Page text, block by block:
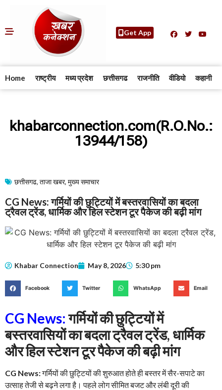
Get App
Home राष्ट्रीय मध्य प्रदेश छत्तीसगढ राजनीति वीडियो कहानी
khabarconnection.com(R.O.No.:
13944/158)
छत्तीसगढ, ताजा खबर, मुख्य समाचार​
CG News: गर्मियों की छुट्टियों में बस्तरवासियों का बदला
ट्रैवल ट्रेंड, धार्मिक और हिल स्टेशन टूर पैकेज की बढ़ी मांग
Khabar Connection May 8, 2026 5:30 pm
Facebook Twitter WhatsApp Email
CG News:गर्मियों की छुट्टियों में
बस्तरवासियों का बदला ट्रैवल ट्रेंड, धार्मिक
और हिल स्टेशन टूर पैकेज की बढ़ी मांग
CG News:गर्मियों की छुट्टियों की शुरुआत होते ही बस्तर में सैर-सपाटे का
उत्साह तेजी से बढ़ने लगा है। पहले लोग सीमित बजट और लंबी दूरी की